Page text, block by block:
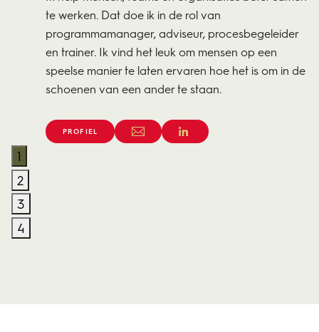
te werken. Dat doe ik in de rol van
programmamanager, adviseur, procesbegeleider
en trainer. Ik vind het leuk om mensen op een
speelse manier te laten ervaren hoe het is om in de
schoenen van een ander te staan.
PROFIEL
1
2
3
4